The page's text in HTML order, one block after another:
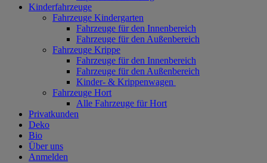
Kinderfahrzeuge
Fahrzeuge Kindergarten
Fahrzeuge für den Innenbereich
Fahrzeuge für den Außenbereich
Fahrzeuge Krippe
Fahrzeuge für den Innenbereich
Fahrzeuge für den Außenbereich
Kinder- & Krippenwagen
Fahrzeuge Hort
Alle Fahrzeuge für Hort
Privatkunden
Deko
Bio
Über uns
Anmelden